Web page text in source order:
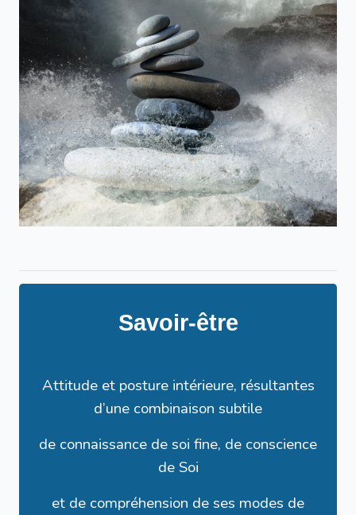
Savoir-être
Attitude et posture intérieure, résultantes
d’une combinaison subtile
de connaissance de soi fine, de conscience
de Soi
et de compréhension de ses modes de